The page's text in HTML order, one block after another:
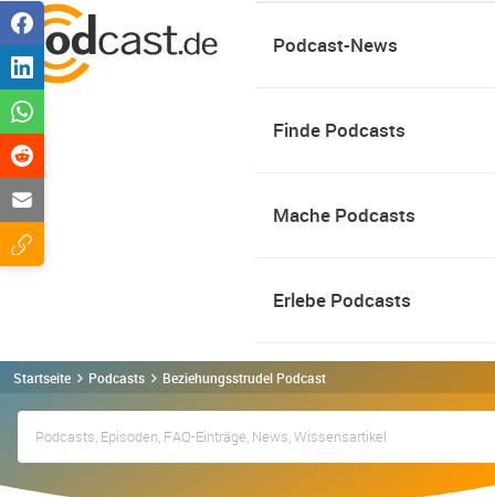
Podcast-News
Finde Podcasts
Mache Podcasts
Erlebe Podcasts
Startseite Podcasts Beziehungsstrudel Podcast